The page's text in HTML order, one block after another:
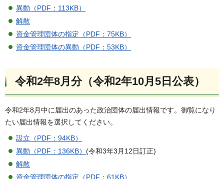
異動（PDF：113KB）
解散
資金管理団体の指定（PDF：75KB）
資金管理団体の異動（PDF：53KB）
令和2年8月分（令和2年10月5日公表）
令和2年8月中に届出のあった政治団体の届出情報です。御覧になり
たい届出情報を選択してください。
設立（PDF：94KB）
異動（PDF：136KB） (令和3年3月12日訂正)
解散
資金管理団体の指定（PDF：61KB）